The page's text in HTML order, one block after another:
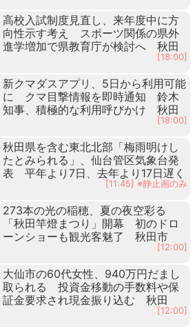
高校入試制度見直し、来年度中に方
向性示す考え スポーツ関係の県外
進学増加で県教育庁が検討へ 秋田
[18:00]
新クマダスアプリ、5日から利用可能
に クマ目撃情報を即時通知 鈴木
知事、積極的な利用呼びかけ 秋田
[18:00]
秋田県を含む東北北部「梅雨明けし
たとみられる」、仙台管区気象台発
表 平年より7日、去年より17日遅く
[11:45] ※静止画のみ
273本の光の稲穂、夏の夜空彩る
「秋田竿燈まつり」開幕 初のドロ
ーンショーも観光客魅了 秋田市
[12:00]
大仙市の60代女性、940万円だまし
取られる 投資金移動の手数料や保
証金要求され現金振り込む 秋田
[12:00]